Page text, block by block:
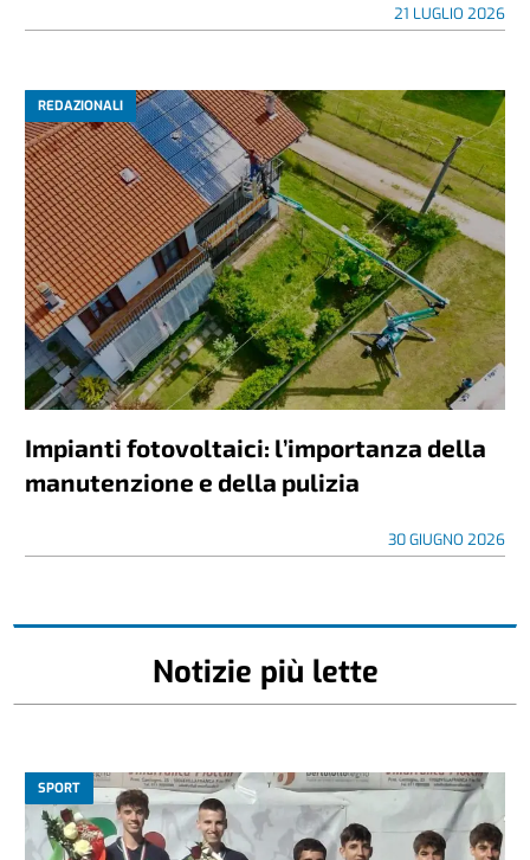
21 LUGLIO 2026
REDAZIONALI
Impianti fotovoltaici: l’importanza della
manutenzione e della pulizia
30 GIUGNO 2026
Notizie più lette
SPORT